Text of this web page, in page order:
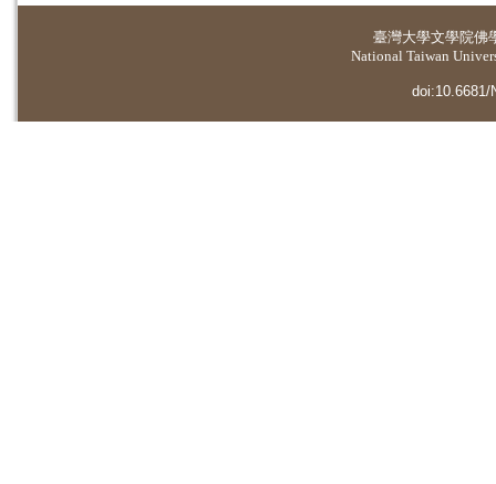
臺灣大學文學院佛
National Taiwan
doi:10.6681/